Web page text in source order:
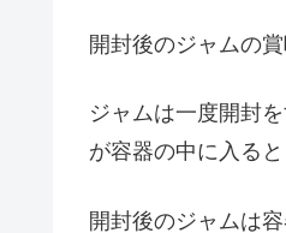
開封後のジャムの
ジャムは一度開封
が容器の中に入る
開封後のジャムは